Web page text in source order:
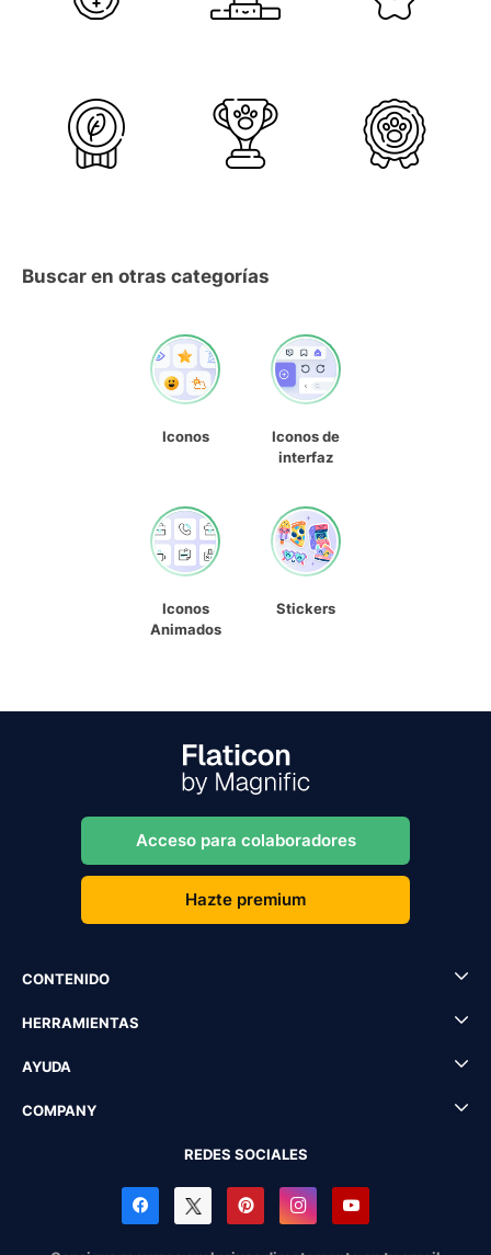
Buscar en otras categorías
Iconos
Iconos de
interfaz
Iconos
Animados
Stickers
Acceso para colaboradores
Hazte premium
CONTENIDO
HERRAMIENTAS
AYUDA
COMPANY
REDES SOCIALES